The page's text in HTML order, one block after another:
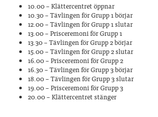
10.00 – Klättercentret öppnar
10.30 – Tävlingen för Grupp 1 börjar
12.00 – Tävlingen för Grupp 1 slutar
13.00 – Prisceremoni för Grupp 1
13.30 – Tävlingen för Grupp 2 börjar
15.00 – Tävlingen för Grupp 2 slutar
16.00 – Prisceremoni för Grupp 2
16.30 – Tävlingen för Grupp 3 börjar
18.00 – Tävlingen för Grupp 3 slutar
19.00 – Prisceremoni för Grupp 3
20.00 – Klättercentret stänger